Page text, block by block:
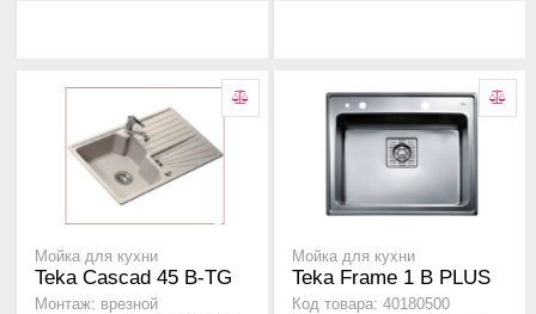
Мойка для кухни
Teka Cascad 45 B-TG
Монтаж: врезной
Мойка для кухни
Teka Frame 1 B PLUS
Код товара: 40180500